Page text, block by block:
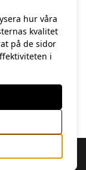
100 Procent IT &
hur våra
kvalitet
på de sidor
i